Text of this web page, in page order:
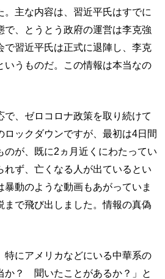
。主な内容は、習近平氏はすでに
で、とうとう政府の運営は李克強
で習近平氏は正式に退陣し、李克
いうものだ。この情報は本当なの
で、ゼロコロナ政策を取り続けて
ロックダウンですが、最初は4日間
のが、既に2ヵ月近くにわたってい
れず、亡くなる人が出ているとい
暴動のような動画もあがっていま
まで飛び出しました。情報の真偽
特にアメリカなどにいる中華系の
か？ 聞いたことがあるか？」と